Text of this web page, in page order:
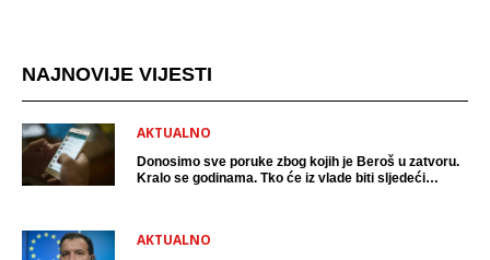
NAJNOVIJE VIJESTI
AKTUALNO
Donosimo sve poruke zbog kojih je Beroš u zatvoru.
Kralo se godinama. Tko će iz vlade biti sljedeći
AKTUALNO